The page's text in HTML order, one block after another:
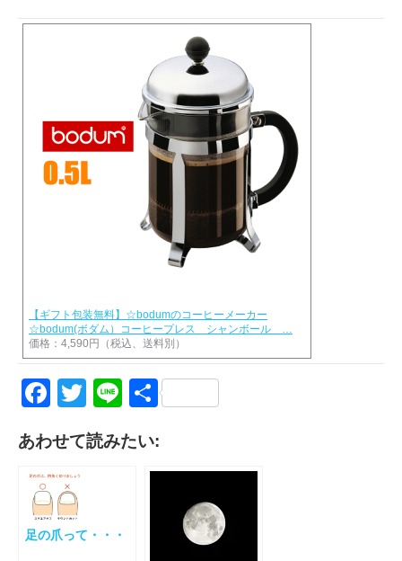
【ギフト包装無料】☆bodumのコーヒーメーカー
☆bodum(ボダム）コーヒープレス シャンボール …
価格：4,590円（税込、送料別）
Facebook
Twitter
Line共
あわせて読みたい:
足の爪って・・・